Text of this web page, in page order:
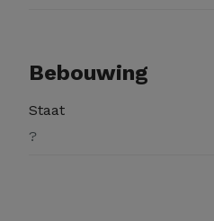
Bebouwing
Staat
?